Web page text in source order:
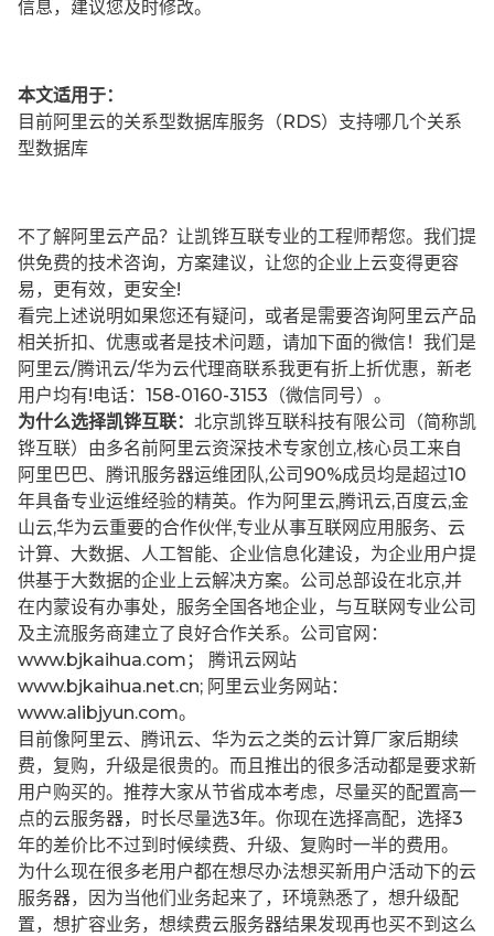
信息，建议您及时修改。
本文适用于：
目前阿里云的关系型数据库服务（RDS）支持哪几个关系
型数据库
不了解阿里云产品？让凯铧互联专业的工程师帮您。我们提
供免费的技术咨询，方案建议，让您的企业上云变得更容
易，更有效，更安全!
看完上述说明如果您还有疑问，或者是需要咨询阿里云产品
相关折扣、优惠或者是技术问题，请加下面的微信！我们是
阿里云/腾讯云/华为云代理商联系我更有折上折优惠，新老
用户均有!电话：158-0160-3153（微信同号）。
为什么选择凯铧互联： 北京凯铧互联科技有限公司（简称凯
铧互联）由多名前阿里云资深技术专家创立,核心员工来自
阿里巴巴、腾讯服务器运维团队,公司90%成员均是超过10
年具备专业运维经验的精英。作为阿里云,腾讯云,百度云,金
山云,华为云重要的合作伙伴,专业从事互联网应用服务、云
计算、大数据、人工智能、企业信息化建设，为企业用户提
供基于大数据的企业上云解决方案。公司总部设在北京,并
在内蒙设有办事处，服务全国各地企业，与互联网专业公司
及主流服务商建立了良好合作关系。公司官网：
www.bjkaihua.com； 腾讯云网站
www.bjkaihua.net.cn; 阿里云业务网站：
www.alibjyun.com。
目前像阿里云、腾讯云、华为云之类的云计算厂家后期续
费，复购，升级是很贵的。而且推出的很多活动都是要求新
用户购买的。推荐大家从节省成本考虑，尽量买的配置高一
点的云服务器，时长尽量选3年。你现在选择高配，选择3
年的差价比不过到时候续费、升级、复购时一半的费用。
为什么现在很多老用户都在想尽办法想买新用户活动下的云
服务器，因为当他们业务起来了，环境熟悉了，想升级配
置，想扩容业务，想续费云服务器结果发现再也买不到这么